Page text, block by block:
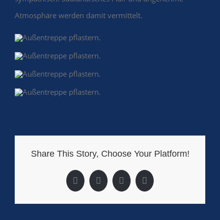
Atmosphäre werden damit vermittelt.
Share This Story, Choose Your Platform!
Facebook
X LinkedInPinterest